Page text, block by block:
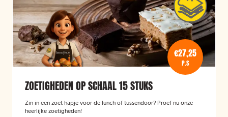
€27,25
P.S
ZOETIGHEDEN OP SCHAAL 15 STUKS
Zin in een zoet hapje voor de lunch of tussendoor? Proef nu onze
heerlijke zoetigheden!